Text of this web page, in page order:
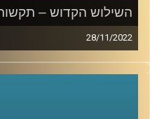
השילוש הקדוש –
28/11/2022
פוליטיקה, תקשורת ומידע
האלה נוספו לשילוש הזה